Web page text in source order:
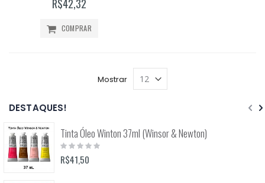
R$42,32
COMPRAR
Mostrar
DESTAQUES!
Tinta Óleo Winton 37ml (Winsor & Newton)
Rating:
0%
R$41,50